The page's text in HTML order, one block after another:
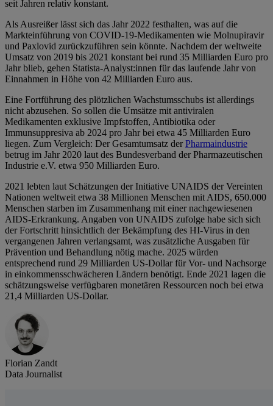
seit Jahren relativ konstant.
Als Ausreißer lässt sich das Jahr 2022 festhalten, was auf die
Markteinführung von COVID-19-Medikamenten wie Molnupiravir
und Paxlovid zurückzuführen sein könnte. Nachdem der weltweite
Umsatz von 2019 bis 2021 konstant bei rund 35 Milliarden Euro pro
Jahr blieb, gehen Statista-Analyst:innen für das laufende Jahr von
Einnahmen in Höhe von 42 Milliarden Euro aus.
Eine Fortführung des plötzlichen Wachstumsschubs ist allerdings
nicht abzusehen. So sollen die Umsätze mit antiviralen
Medikamenten exklusive Impfstoffen, Antibiotika oder
Immunsuppresiva ab 2024 pro Jahr bei etwa 45 Milliarden Euro
liegen. Zum Vergleich: Der Gesamtumsatz derPharmaindustrie
betrug im Jahr 2020 laut des Bundesverband der Pharmazeutischen
Industrie e.V. etwa 950 Milliarden Euro.
2021 lebten laut Schätzungen der Initiative UNAIDS der Vereinten
Nationen weltweit etwa 38 Millionen Menschen mit AIDS, 650.000
Menschen starben im Zusammenhang mit einer nachgewiesenen
AIDS-Erkrankung. Angaben von UNAIDS zufolge habe sich sich
der Fortschritt hinsichtlich der Bekämpfung des HI-Virus in den
vergangenen Jahren verlangsamt, was zusätzliche Ausgaben für
Prävention und Behandlung nötig mache. 2025 würden
entsprechend rund 29 Milliarden US-Dollar für Vor- und Nachsorge
in einkommensschwächeren Ländern benötigt. Ende 2021 lagen die
schätzungsweise verfügbaren monetären Ressourcen noch bei etwa
21,4 Milliarden US-Dollar.
Florian Zandt
Data Journalist